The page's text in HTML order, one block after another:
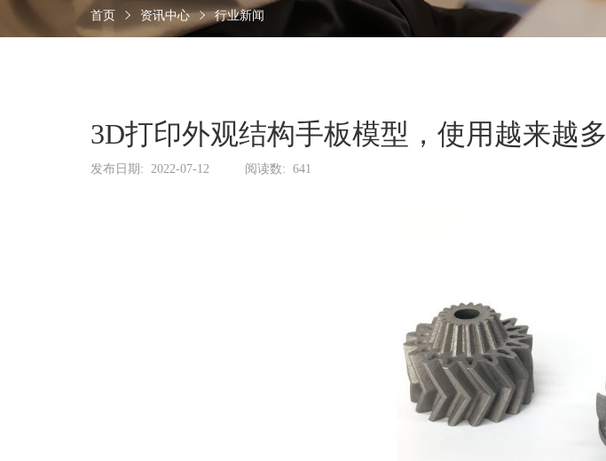
首页 资讯中心 行业新闻
3D打印外观结构手板模型，使用越来越多
发布日期: 2022-07-12 阅读数: 641
施